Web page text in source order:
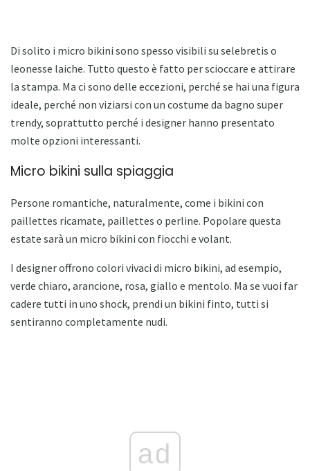
Di solito i micro bikini sono spesso visibili su selebretis o
leonesse laiche. Tutto questo è fatto per scioccare e attirare
la stampa. Ma ci sono delle eccezioni, perché se hai una figura
ideale, perché non viziarsi con un costume da bagno super
trendy, soprattutto perché i designer hanno presentato
molte opzioni interessanti.
Micro bikini sulla spiaggia
Persone romantiche, naturalmente, come i bikini con
paillettes ricamate, paillettes o perline. Popolare questa
estate sarà un micro bikini con fiocchi e volant.
I designer offrono colori vivaci di micro bikini, ad esempio,
verde chiaro, arancione, rosa, giallo e mentolo. Ma se vuoi far
cadere tutti in uno shock, prendi un bikini finto, tutti si
sentiranno completamente nudi.
ad